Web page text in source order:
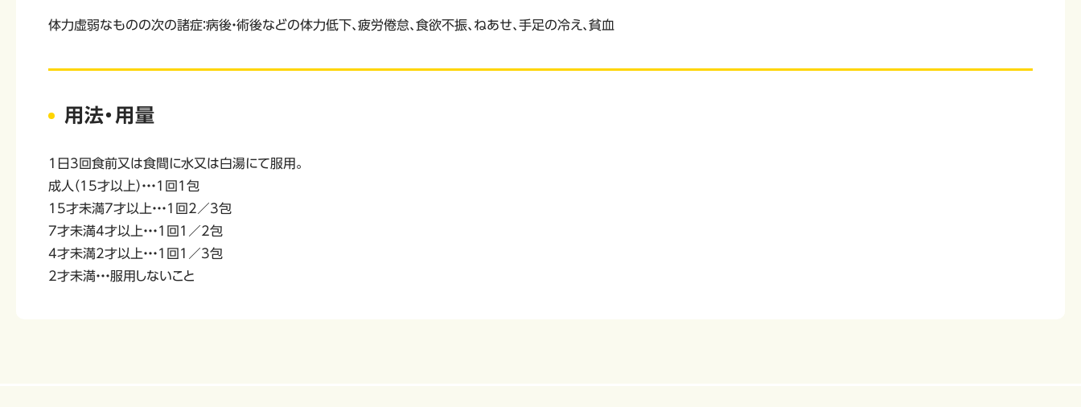
体力虚弱なものの次の諸症：病後・術後などの体力低下、疲労倦怠、食欲不振、ねあせ、手足の冷え、貧血
用法・用量
1日3回食前又は食間に水又は白湯にて服用。
成人（15才以上）・・・1回1包
15才未満7才以上・・・1回2／3包
7才未満4才以上・・・1回1／2包
4才未満2才以上・・・1回1／3包
2才未満・・・服用しないこと